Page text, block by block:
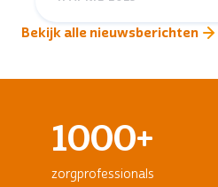
Bekijk alle nieuwsberichten
1000+
zorgprofessionals